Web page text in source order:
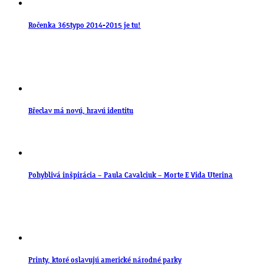
Ročenka 365typo 2014-2015 je tu!
Břeclav má novú, hravú identitu
Pohyblivá inšpirácia – Paula Cavalciuk – Morte E Vida Uterina
Printy, ktoré oslavujú americké národné parky